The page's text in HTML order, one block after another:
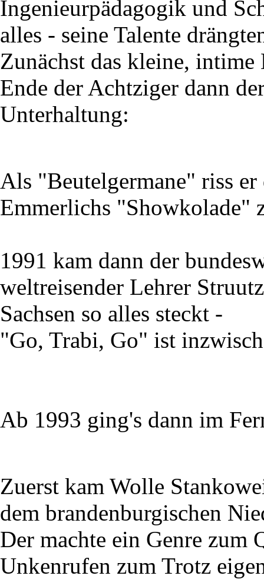
Ingenieurpädagogik und
alles - seine Talente
Zunächst das kleine,
Ende der Achtziger dann
Unterhaltung:
Als "Beutelgermane" riss
Emmerlichs "Showkolade"
1991 kam dann der
weltreisender Lehrer
Sachsen so alles steckt -
"Go, Trabi, Go" ist
Ab 1993 ging's dann im
Zuerst kam Wolle
dem brandenburgischen
Der machte ein Genre zum
Unkenrufen zum Trotz